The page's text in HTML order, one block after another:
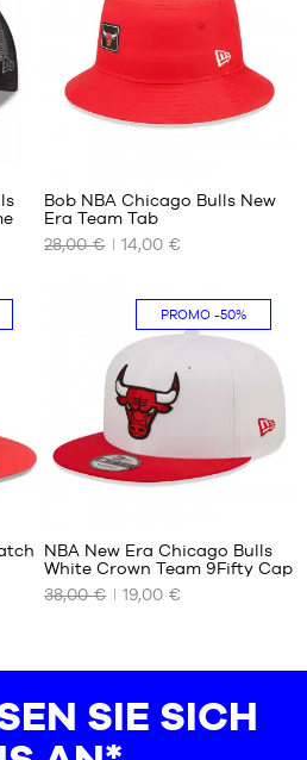
UNSERE
VERFÜGBAREN
Bob NBA Chicago Bulls New
Era Team Tab
28,00 €
14,00 €
PROMO-50%
UNSERE
VERFÜGBAREN
NBA New Era Chicago Bulls
White Crown Team 9Fifty Cap
38,00 €
19,00 €
SIE SICH U